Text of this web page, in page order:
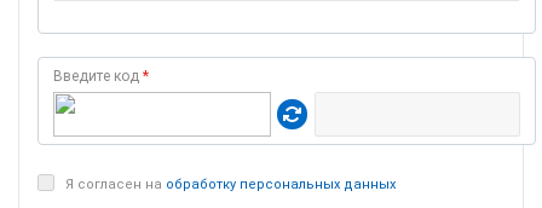
Введите код *
Я согласен на обработку персональных данных